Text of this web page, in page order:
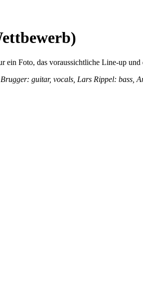
ein Foto, das voraussichtliche Line-up
guitar, vocals, Lars Rippel: bass,